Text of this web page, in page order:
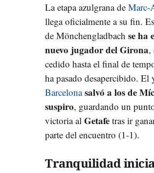
La etapa azulgrana de Marc-
llega oficialmente a su fin.
de Mönchengladbach se ha
nuevo jugador del Girona,
cedido hasta el final de
ha pasado desapercibido. El
Barcelona salvó a los de
suspiro, guardando un
victoria al Getafe tras ir
parte del encuentro (1-1).
Tranquilidad